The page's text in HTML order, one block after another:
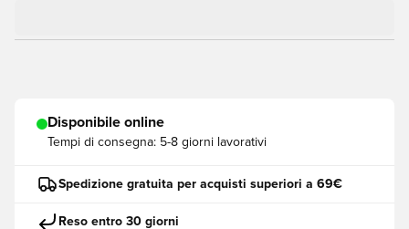
Disponibile online
Tempi di consegna: 5-8 giorni lavorativi
Spedizione gratuita per acquisti superiori a 69€
Reso entro 30 giorni